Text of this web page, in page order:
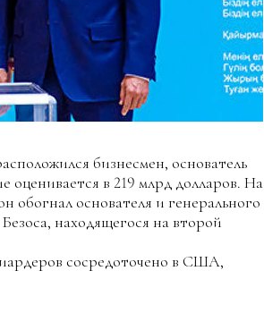
бизнесмен, основатель
в 219 млрд долларов. На
обогнал основателя и генерального
находящегося на второй
сосредоточено в США,